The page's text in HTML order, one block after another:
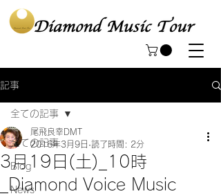
記事
全ての記事
Blog
News
全ての記事
3月19日(土)_10時
_Diamond Voice Music
尾飛良幸DMT
2016年3月9日 読了時間: 2分